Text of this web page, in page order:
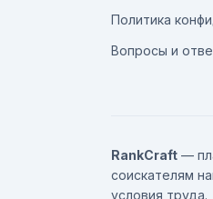
Политика
Вопросы и
RankCraft —
соискателям
условия труда.